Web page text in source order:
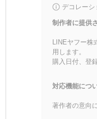
デコレー
制作者に提供
LINEヤフー株
用します。
購入日付、登
対応機能につ
著作者の意向